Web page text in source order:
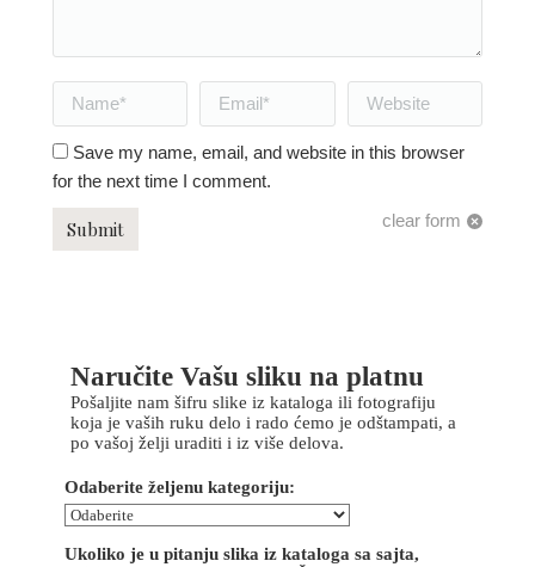
Name * Email * Website
Save my name, email, and website in this browser
for the next time I comment.
clear form
Submit